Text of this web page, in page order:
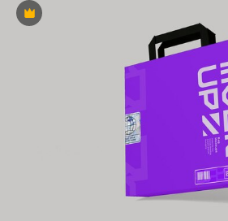
Premium